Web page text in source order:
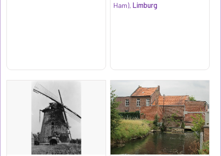
Ham),Limburg